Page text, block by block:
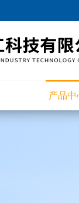
产品中